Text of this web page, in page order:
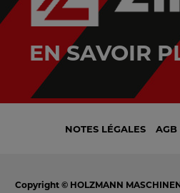
EN SAVOIR
NOTES LÉGALES AGB
Copyright © HOLZMANN